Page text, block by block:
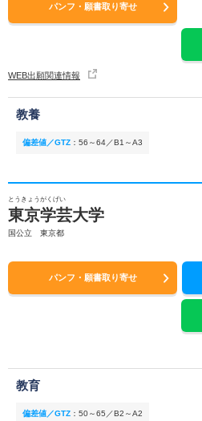
パンフ・願書取り寄せ
WEB出願関連情報
教養
偏差値／GTZ ： 56～64／B1～A3
とうきょうがくげい
東京学芸大学
国公立 東京都
パンフ・願書取り寄せ
教育
偏差値／GTZ ： 50～65／B2～A2